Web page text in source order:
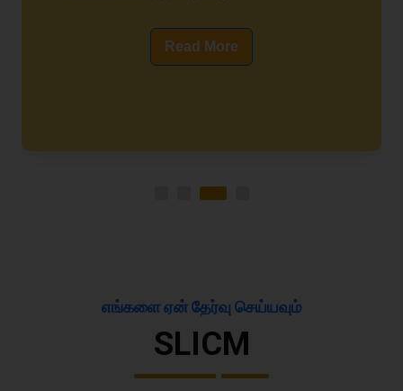
Read More
எங்களை ஏன் தேர்வு செய்யவும்
SLICM